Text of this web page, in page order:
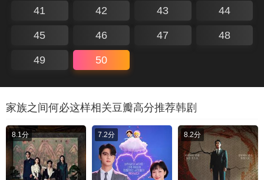
41 42 43 44
45 46 47 48
49 50
家族之间何必这样相关豆瓣高分推荐韩剧
8.1分 7.2分 8.2分